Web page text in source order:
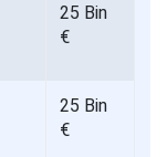
25 Bin
€
25 Bin
€